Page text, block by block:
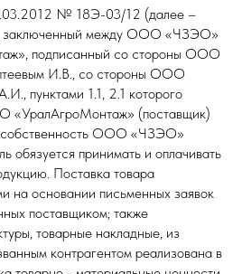
№ 18Э-03/12 (далее –
между ООО «ЧЗЭО»
подписанный со стороны ООО
И.В., со стороны ООО
пунктами 1.1, 2.1 которого
«УралАгроМонтаж» (поставщик)
собственность ООО «ЧЗЭО»
обязуется принимать и оплачивать
Поставка товара
на основании письменных заявок
поставщиком; также
товарные накладные, из
контрагентом реализована в